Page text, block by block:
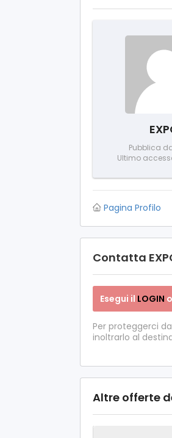
Pubblica
Ultimo
Pagina Profilo
Contatta
Esegui il LOGIN o
Per proteggerci
inoltrarlo al
Altre offerte